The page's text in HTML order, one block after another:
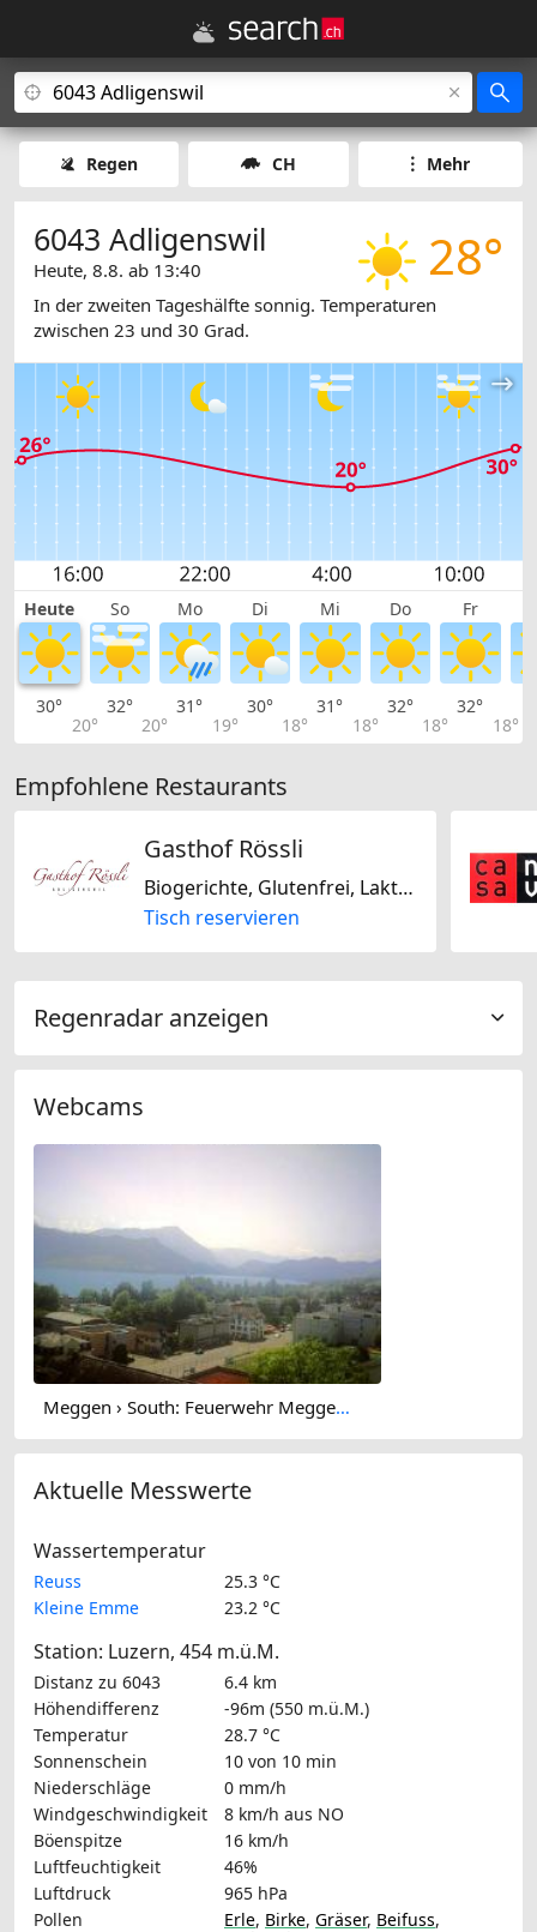
Regen CH Mehr
28°
6043 Adligenswil
Heute, 8.8. ab 13:40
In der zweiten Tageshälfte sonnig. Temperaturen
zwischen 23 und 30 Grad.
Heute So Mo Di Mi Do Fr
30°
20°
32°
20°
31°
19°
30°
18°
31°
18°
32°
18°
32°
18°
Empfohlene Restaurants
Gasthof Rössli
Biogerichte, Glutenfrei, Laktosefrei, Nussfrei, Sojafrei, Europäisch, Französisch, Deutsch, Mitteleuropäisch, Mediterran, Regional, Saisonal, Schweizerisch
Tisch reservieren
Regenradar anzeigen
Webcams
Meggen › South: Feuerwehr Meggen - Verwaltung St. Charles Hall - Lake Lucerne
Aktuelle Messwerte
Wassertemperatur
Reuss
25.3 °C
Kleine Emme
23.2 °C
Station: Luzern, 454 m.ü.M.
Distanz zu 6043
6.4 km
Höhendifferenz
-96m (550 m.ü.M.)
Temperatur
28.7 °C
Sonnenschein
10 von 10 min
Niederschläge
0 mm/h
Windgeschwindigkeit
8 km/h aus NO
Böenspitze
16 km/h
Luftfeuchtigkeit
46%
Luftdruck
965 hPa
Pollen
Erle, Birke, Gräser, Beifuss,